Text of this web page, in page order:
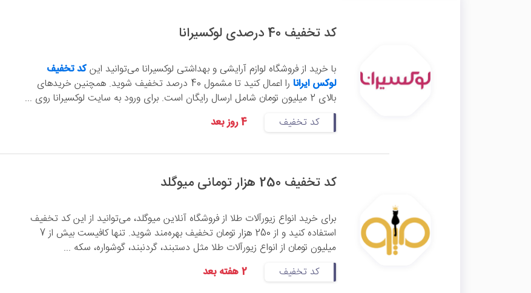
کد تخفیف 40 درصدی لوکسیرانا
با خرید از فروشگاه لوازم آرایشی و بهداشتی لوکسیرانا می‌توانید اینکد تخفیف
لوکس ایرانا
را اعمال کنید تا مشمول 40 درصد تخفیف شوید. همچنین خریدهای
بالای 2 میلیون تومان شامل ارسال رایگان است. برای ورود به سایت لوکسیرانا روی ...
کد تخفیف
4 روز بعد
کد تخفیف 250 هزار تومانی میوگلد
برای خرید انواع زیورآلات طلا از فروشگاه آنلاین میوگلد، می‌توانید از این کد تخفیف
استفاده کنید و از 250 هزار تومان تخفیف بهره‌مند شوید. تنها کافیست بیش از 7
میلیون تومان از انواع زیورآلات طلا مثل دستبند، گردنبند، گوشواره، سکه ...
کد تخفیف
2 هفته بعد